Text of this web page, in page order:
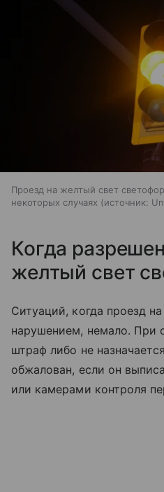
Проезд на желтый свет
некоторых случаях
источник:
Когда
желтый свет
Ситуаций, когда проезд
нарушением, немало. При
штраф либо не
обжалован, если он
или камерами контроля